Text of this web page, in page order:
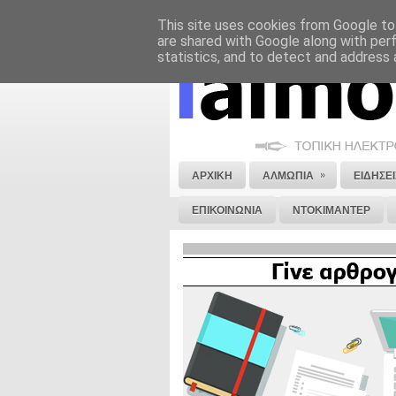
ΝΟΜΙΚΗ ΣΗΜΕΙΩΣΗ ΔΙΑΦΗΜΙΣΗ
ΑΡΧΙΚΗ ΑΛΜΩΠΙΑ »
ΕΠΙΚΟΙΝΩΝΙΑ ΝΤΟΚΙΜΑΝΤΕΡ
This site uses cookies from Google
are shared with Google along with
statistics, and to detect and address